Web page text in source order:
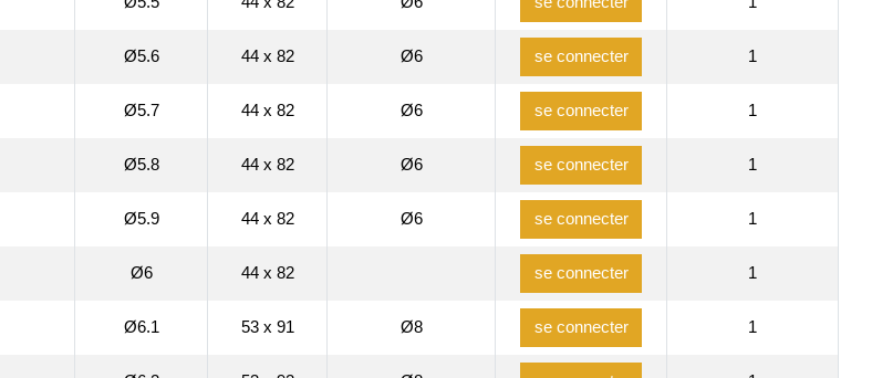
Ø5.6 44 x 82 Ø6 se connecter 1
Ø5.7 44 x 82 Ø6 se connecter 1
Ø5.8 44 x 82 Ø6 se connecter 1
Ø5.9 44 x 82 Ø6 se connecter 1
Ø6 44 x 82 se connecter 1
Ø6.1 53 x 91 Ø8 se connecter 1